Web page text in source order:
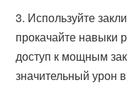
3. Используйте
прокачайте навыки
доступ к мощным
значительный урон